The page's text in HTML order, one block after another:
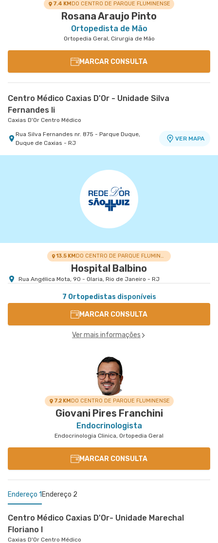
7.4 KMDO CENTRO DE PARQUE FLUMINENSE
Rosana Araujo Pinto
Ortopedista de Mão
Ortopedia Geral, Cirurgia de Mão
MARCAR CONSULTA
Centro Médico Caxias D'Or - Unidade Silva
Fernandes Ii
Caxias D'Or Centro Médico
Rua Silva Fernandes nr. 875 - Parque Duque,
Duque de Caxias - RJ
VER MAPA
13.5 KM DO CENTRO DE PARQUE FLUMINENSE
Hospital Balbino
Rua Angélica Mota, 90 - Olaria, Rio de Janeiro - RJ
7 Ortopedistas disponíveis
MARCAR CONSULTA
Ver mais informações
7.2 KMDO CENTRO DE PARQUE FLUMINENSE
Giovani Pires Franchini
Endocrinologista
Endocrinologia Clinica, Ortopedia Geral
MARCAR CONSULTA
Endereço 1 Endereço 2
Centro Médico Caxias D'Or- Unidade Marechal
Floriano I
Caxias D'Or Centro Médico